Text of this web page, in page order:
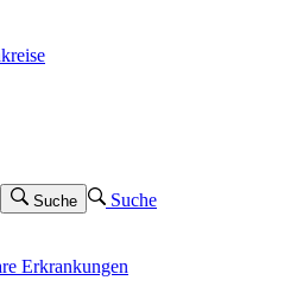
Suche Suche
Erkrankungen